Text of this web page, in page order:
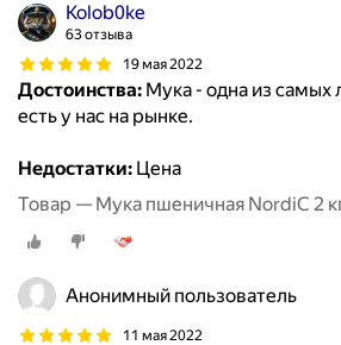
Kolob0ke
63 отзыва
19 мая 2022
Достоинства: Мука - одна из самых
есть у нас на рынке.
Недостатки: Цена
Товар — Мука пшеничная NordiC 2
Анонимный пользователь
11 мая 2022